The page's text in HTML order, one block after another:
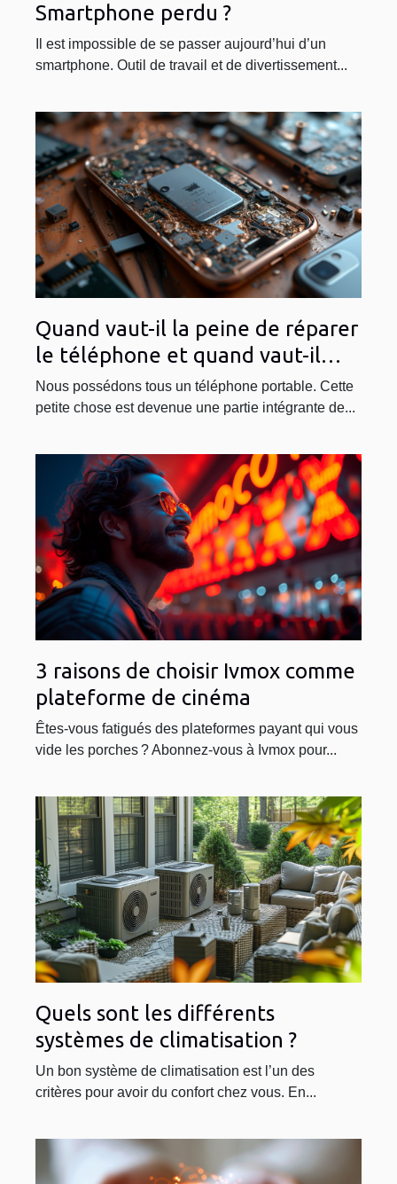
Smartphone perdu ?
Il est impossible de se passer aujourd’hui d’un
smartphone. Outil de travail et de divertissement...
Quand vaut-il la peine de réparer
le téléphone et quand vaut-il
mieux en acheter un nouveau ?
Nous possédons tous un téléphone portable. Cette
petite chose est devenue une partie intégrante de...
3 raisons de choisir Ivmox comme
plateforme de cinéma
Êtes-vous fatigués des plateformes payant qui vous
vide les porches ? Abonnez-vous à Ivmox pour...
Quels sont les différents
systèmes de climatisation ?
Un bon système de climatisation est l’un des
critères pour avoir du confort chez vous. En...